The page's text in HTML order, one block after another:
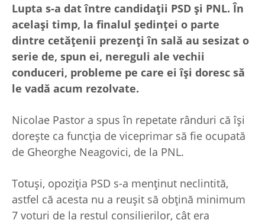
Lupta s-a dat între candidații PSD și PNL. În
același timp, la finalul ședinței o parte
dintre cetățenii prezenți în sală au sesizat o
serie de, spun ei, nereguli ale vechii
conduceri, probleme pe care ei își doresc să
le vadă acum rezolvate.
Nicolae Pastor a spus în repetate rânduri că își
dorește ca funcția de viceprimar să fie ocupată
de Gheorghe Neagovici, de la PNL.
Totuși, opoziția PSD s-a menținut neclintită,
astfel că acesta nu a reușit să obțină minimum
7 voturi de la restul consilierilor, cât era